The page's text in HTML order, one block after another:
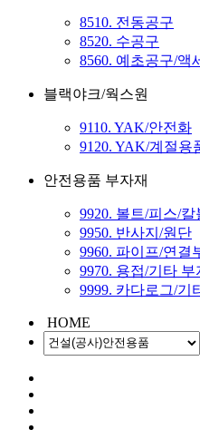
8510. 전동공구
8520. 수공구
8560. 예초공구/액
블랙야크/웍스원
9110. YAK/안전화
9120. YAK/계절용
안전용품 부자재
9920. 볼트/피스/칼
9950. 반사지/원단
9960. 파이프/연결
9970. 용접/기타 부
9999. 카다로그/기
HOME